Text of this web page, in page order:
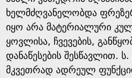
ხელმძღვანელობდა
იყო არა მატერიალური
ყოვლისა, ჩვევების,
დანაწესების შესწავლით. ს.
მკვეთრად ადრეულ